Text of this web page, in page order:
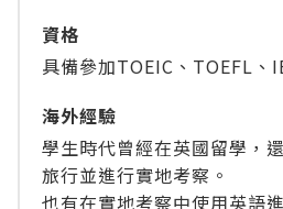
資格
具備參加TOEIC、TOEFL、
海外經驗
學生時代曾經在英國留學，
旅行並進行實地考察。
也有在實地考察中使用英語